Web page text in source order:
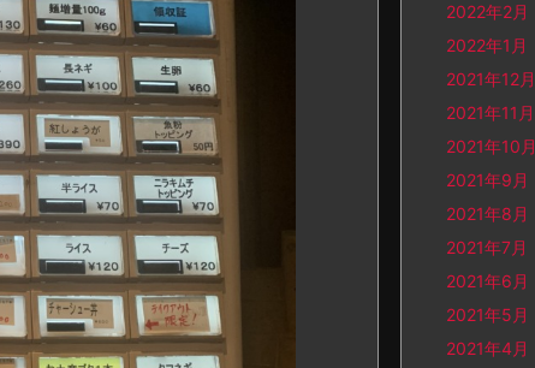
2022年2月
2022年1月
2021年12月
2021年11月
2021年10月
2021年9月
2021年8月
2021年7月
2021年6月
2021年5月
2021年4月